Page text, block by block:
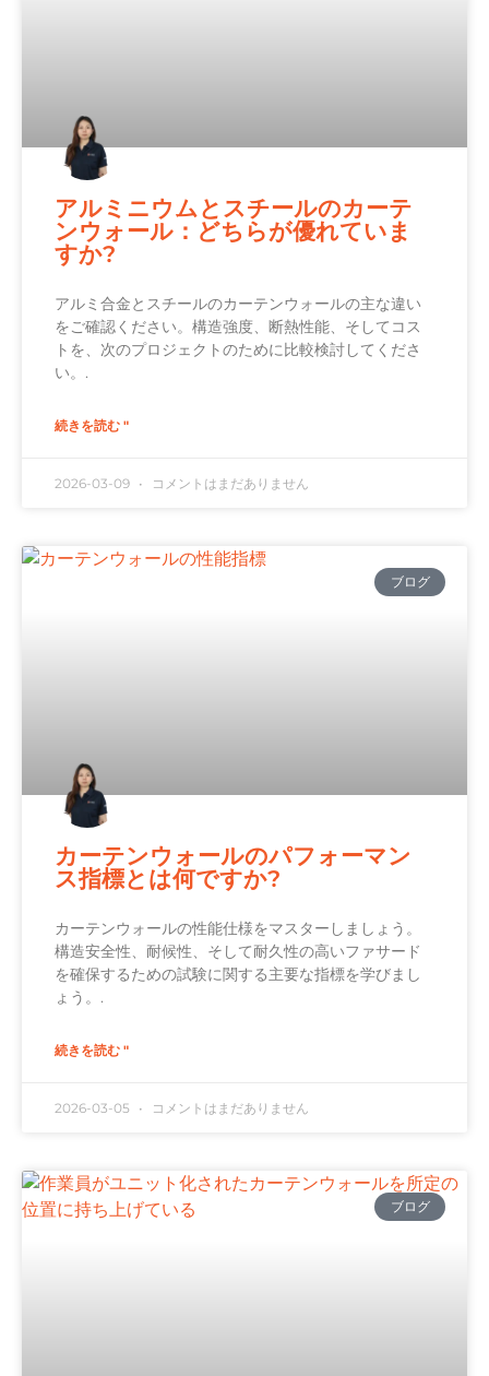
アルミニウムとスチールのカーテ
ンウォール：どちらが優れていま
すか?
アルミ合金とスチールのカーテンウォールの主な違い
をご確認ください。構造強度、断熱性能、そしてコス
トを、次のプロジェクトのために比較検討してくださ
い。.
続きを読む "
2026-03-09 コメントはまだありません
ブログ
カーテンウォールのパフォーマン
ス指標とは何ですか?
カーテンウォールの性能仕様をマスターしましょう。
構造安全性、耐候性、そして耐久性の高いファサード
を確保するための試験に関する主要な指標を学びまし
ょう。.
続きを読む "
2026-03-05 コメントはまだありません
ブログ